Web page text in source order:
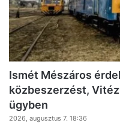
Ismét Mészáros
közbeszerzést,
ügyben
2026, augusztus 7. 18:36